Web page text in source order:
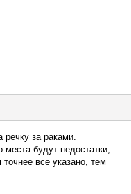
речку за раками.
будут недостатки,
все указано, тем